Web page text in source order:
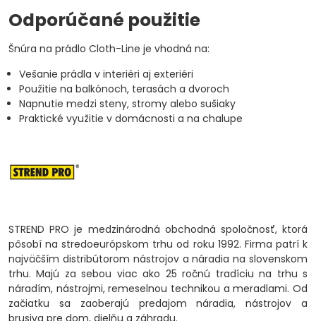
Odporúčané použitie
Šnúra na prádlo Cloth-Line je vhodná na:
Vešanie prádla v interiéri aj exteriéri
Použitie na balkónoch, terasách a dvoroch
Napnutie medzi steny, stromy alebo sušiaky
Praktické využitie v domácnosti a na chalupe
STREND PRO je medzinárodná obchodná spoločnosť, ktorá
pôsobí na stredoeurópskom trhu od roku 1992. Firma patrí k
najväčším distribútorom nástrojov a náradia na slovenskom
trhu. Majú za sebou viac ako 25 ročnú tradíciu na trhu s
náradím, nástrojmi, remeselnou technikou a meradlami. Od
začiatku sa zaoberajú predajom náradia, nástrojov a